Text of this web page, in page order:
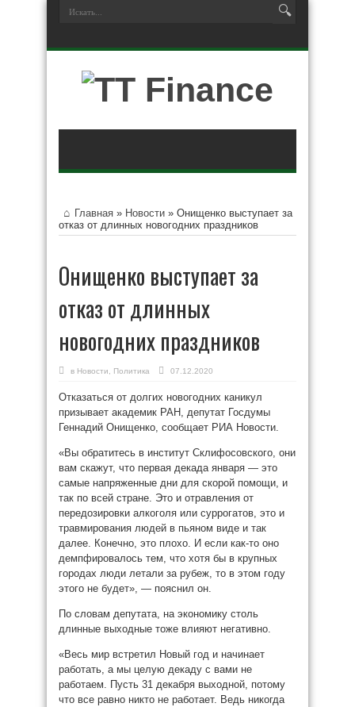
Главная » Новости » Онищенко выступает за
отказ от длинных новогодних праздников
Онищенко выступает за
отказ от длинных
новогодних праздников
в Новости Политика 07.12.2020
Отказаться от долгих новогодних каникул
призывает академик РАН, депутат Госдумы
Геннадий Онищенко, сообщает РИА Новости.
«Вы обратитесь в институт Склифосовского, они
вам скажут, что первая декада января — это
самые напряженные дни для скорой помощи, и
так по всей стране. Это и отравления от
передозировки алкоголя или суррогатов, это и
травмирования людей в пьяном виде и так
далее. Конечно, это плохо. И если как-то оно
демпфировалось тем, что хотя бы в крупных
городах люди летали за рубеж, то в этом году
этого не будет», — пояснил он.
По словам депутата, на экономику столь
длинные выходные тоже влияют негативно.
«Весь мир встретил Новый год и начинает
работать, а мы целую декаду с вами не
работаем. Пусть 31 декабря выходной, потому
что все равно никто не работает. Ведь никогда